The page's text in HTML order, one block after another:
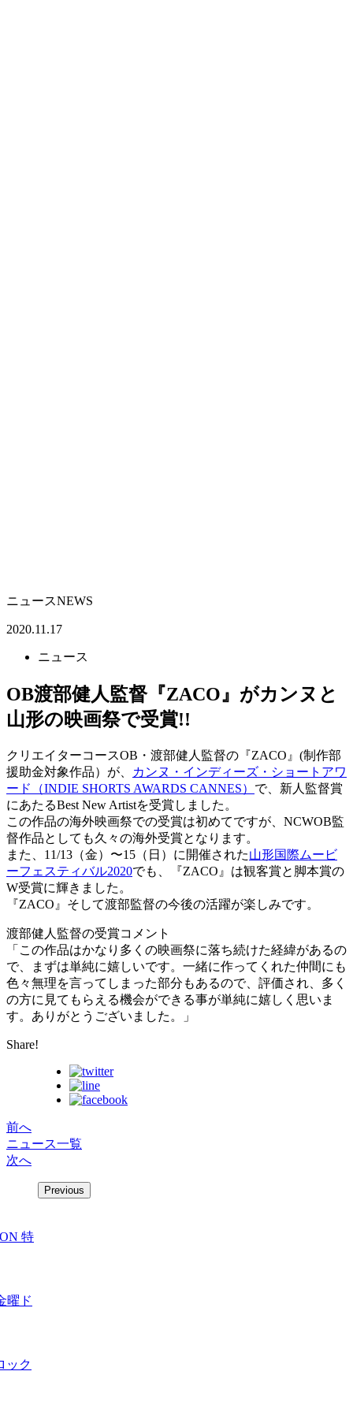
ニュースNEWS
2020.11.17
ニュース
OB渡部健人監督『ZACO』がカンヌと
山形の映画祭で受賞!!
クリエイターコースOB・渡部健人監督の『ZACO』(制作部
援助金対象作品）が、
カンヌ・インディーズ・ショートアワ
ード（INDIE SHORTS AWARDS CANNES） で、新人監督賞
にあたるBest New Artistを受賞しました。
この作品の海外映画祭での受賞は初めてですが、NCWOB監
督作品としても久々の海外受賞となります。
また、11/13（金）〜15（日）に開催された山形国際ムービ
ーフェスティバル2020でも、『ZACO』は観客賞と脚本賞の
W受賞に輝きました。
『ZACO』そして渡部監督の今後の活躍が楽しみです。
渡部健人監督の受賞コメント
「この作品はかなり多くの映画祭に落ち続けた経緯があるの
で、まずは単純に嬉しいです。一緒に作ってくれた仲間にも
色々無理を言ってしまった部分もあるので、評価され、多く
の方に見てもらえる機会ができる事が単純に嬉しく思いま
す。ありがとうございました。」
Share!
前へ
ニュース一覧
次へ
Previous
特
曜ド
ック